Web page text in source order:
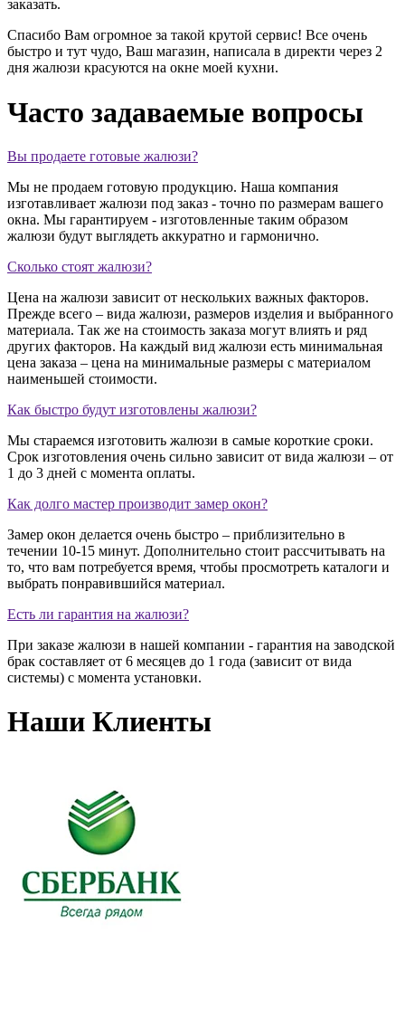
заказать.
Спасибо Вам огромное за такой крутой сервис! Все очень
быстро и тут чудо, Ваш магазин, написала в директи через 2
дня жалюзи красуются на окне моей кухни.
Часто задаваемые вопросы
Вы продаете готовые жалюзи?
Мы не продаем готовую продукцию. Наша компания
изготавливает жалюзи под заказ - точно по размерам вашего
окна. Мы гарантируем - изготовленные таким образом
жалюзи будут выглядеть аккуратно и гармонично.
Сколько стоят жалюзи?
Цена на жалюзи зависит от нескольких важных факторов.
Прежде всего – вида жалюзи, размеров изделия и выбранного
материала. Так же на стоимость заказа могут влиять и ряд
других факторов. На каждый вид жалюзи есть минимальная
цена заказа – цена на минимальные размеры с материалом
наименьшей стоимости.
Как быстро будут изготовлены жалюзи?
Мы стараемся изготовить жалюзи в самые короткие сроки.
Срок изготовления очень сильно зависит от вида жалюзи – от
1 до 3 дней с момента оплаты.
Как долго мастер производит замер окон?
Замер окон делается очень быстро – приблизительно в
течении 10-15 минут. Дополнительно стоит рассчитывать на
то, что вам потребуется время, чтобы просмотреть каталоги и
выбрать понравившийся материал.
Есть ли гарантия на жалюзи?
При заказе жалюзи в нашей компании - гарантия на заводской
брак составляет от 6 месяцев до 1 года (зависит от вида
системы) с момента установки.
Наши Клиенты